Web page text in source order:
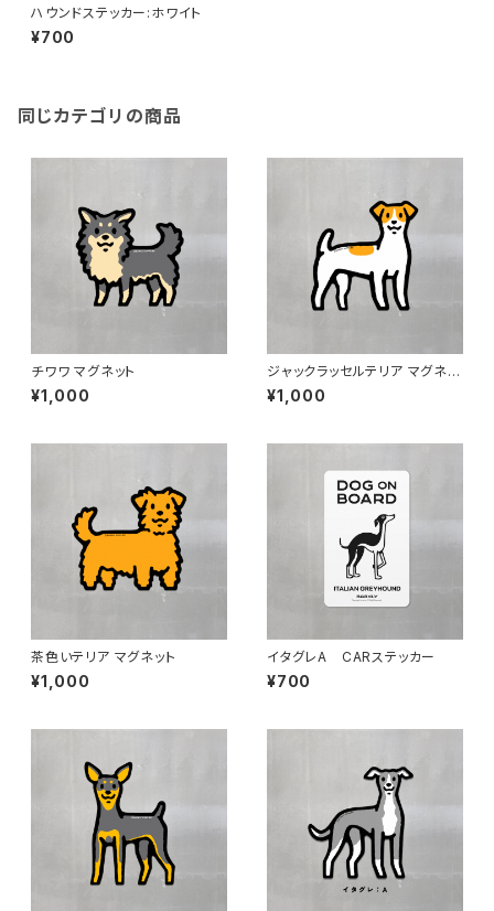
ハウンドステッカー:ホワイト
¥700
同じカテゴリの商品
チワワ マグネット
¥1,000
ジャックラッセルテリア マグネッ
ト
¥1,000
茶色いテリア マグネット
¥1,000
イタグレA CARステッカー
¥700